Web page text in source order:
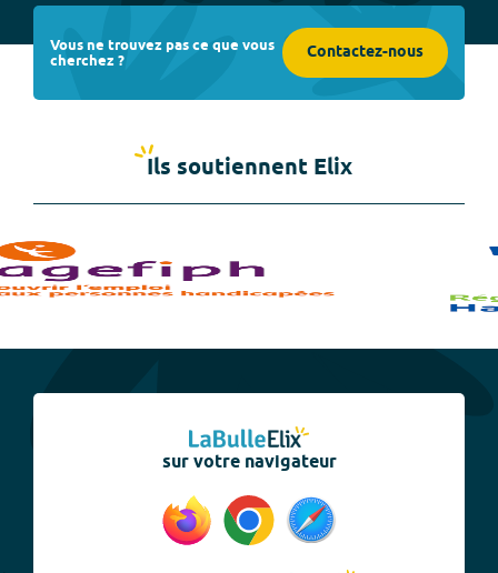
Vous ne trouvez pas ce que vous
cherchez ? Contactez-nous
Ils soutiennent Elix
sur votre navigateur